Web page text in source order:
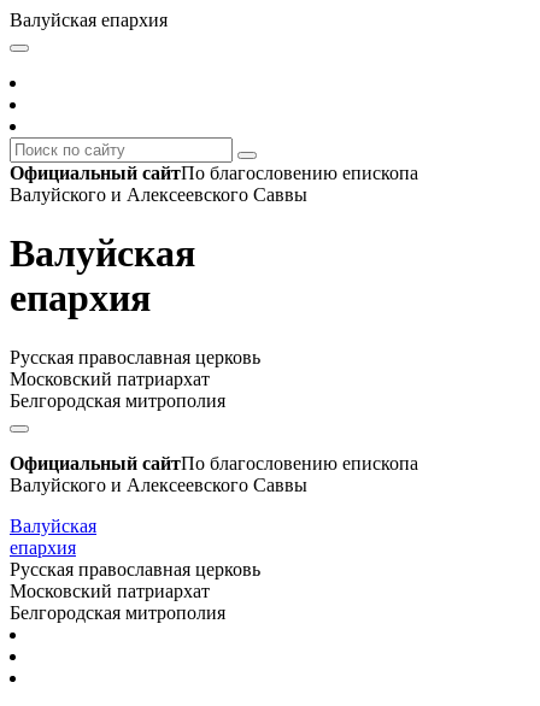
Валуйская епархия
Официальный сайтПо благословению епископа
Валуйского и Алексеевского Саввы
Валуйская
епархия
Русская православная церковь
Московский патриархат
Белгородская митрополия
Официальный сайтПо благословению епископа
Валуйского и Алексеевского Саввы
Валуйская
епархия
Русская православная церковь
Московский патриархат
Белгородская митрополия